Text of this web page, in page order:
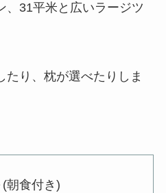
、31平米と広いラージツ
たり、枕が選べたりしま
朝食付き)